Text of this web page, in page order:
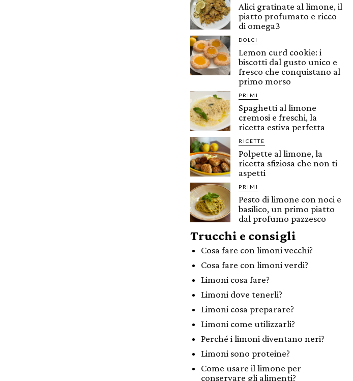
Alici gratinate al limone, il
piatto profumato e ricco
di omega3
DOLCI
Lemon curd cookie: i
biscotti dal gusto unico e
fresco che conquistano al
primo morso
PRIMI
Spaghetti al limone
cremosi e freschi, la
ricetta estiva perfetta
RICETTE
Polpette al limone, la
ricetta sfiziosa che non ti
aspetti
PRIMI
Pesto di limone con noci e
basilico, un primo piatto
dal profumo pazzesco
Trucchi e consigli
Cosa fare con limoni vecchi?
Cosa fare con limoni verdi?
Limoni cosa fare?
Limoni dove tenerli?
Limoni cosa preparare?
Limoni come utilizzarli?
Perché i limoni diventano neri?
Limoni sono proteine?
Come usare il limone per
conservare gli alimenti?